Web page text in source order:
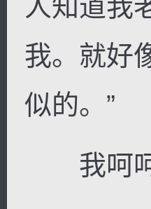
人知道我
我。就好
似的。”
我呵呵